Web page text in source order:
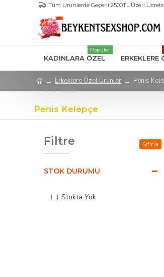
Tüm Ürünlerde Geçerli 2500TL Üzeri
KADINLARA ÖZEL
Popüler
ERKEKLERE
Erkeklere Özel Ürünler Penis
Penis Kelepçe
Filtre Sıfırla
STOK DURUMU
Stokta Yok